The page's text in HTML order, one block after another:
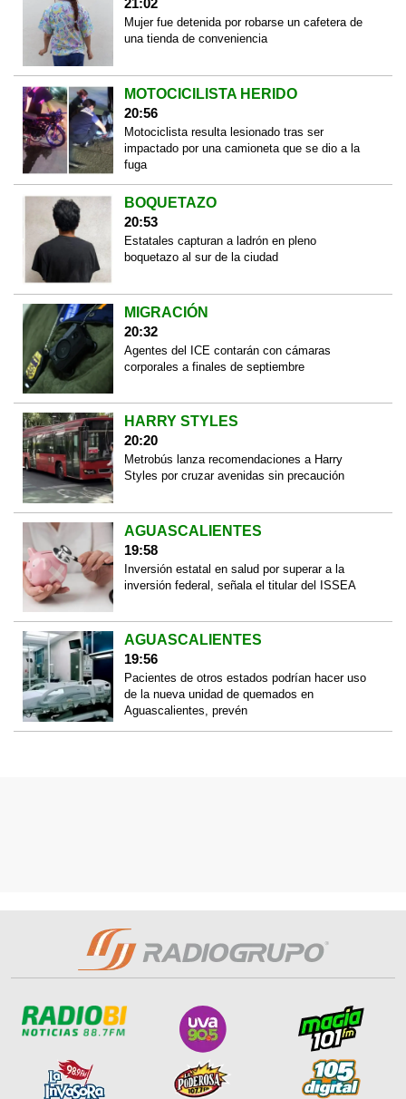
21:02
Mujer fue detenida por robarse un cafetera de
una tienda de conveniencia
MOTOCICILISTA HERIDO
20:56
Motociclista resulta lesionado tras ser
impactado por una camioneta que se dio a la
fuga
BOQUETAZO
20:53
Estatales capturan a ladrón en pleno
boquetazo al sur de la ciudad
MIGRACIÓN
20:32
Agentes del ICE contarán con cámaras
corporales a finales de septiembre
HARRY STYLES
20:20
Metrobús lanza recomendaciones a Harry
Styles por cruzar avenidas sin precaución
AGUASCALIENTES
19:58
Inversión estatal en salud por superar a la
inversión federal, señala el titular del ISSEA
AGUASCALIENTES
19:56
Pacientes de otros estados podrían hacer uso
de la nueva unidad de quemados en
Aguascalientes, prevén